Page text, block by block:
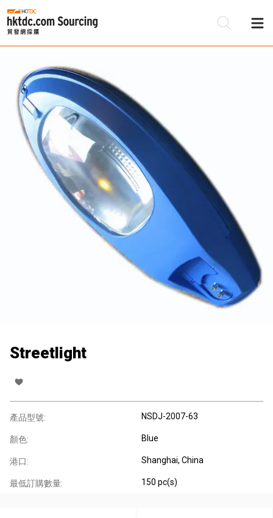
Streetlight
產品型號: NSDJ-2007-63
顏色: Blue
港口: Shanghai, China
最低訂購數量: 150 pc(s)